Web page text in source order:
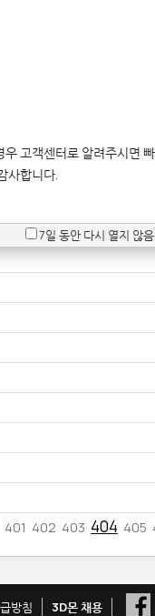
401 402 403 404 405
방침
3D몬 채용
고객센터로 알려주시면
사합니다.
7일 동안 다시 열지 않음